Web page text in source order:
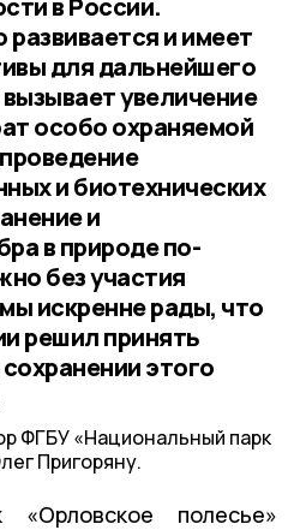
в России.
и имеет
для дальнейшего
увеличение
особо охраняемой
и биотехнических
и
в природе по-
без участия
искренне рады, что
решил принять
этого
ФГБУ «Национальный парк
Пригоряну.
«Орловское полесье»